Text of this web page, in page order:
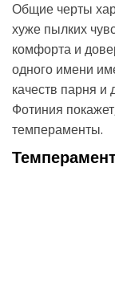
Общие черты
хуже пылких
комфорта и
одного имени
качеств парня
Фотиния
темпераменты.